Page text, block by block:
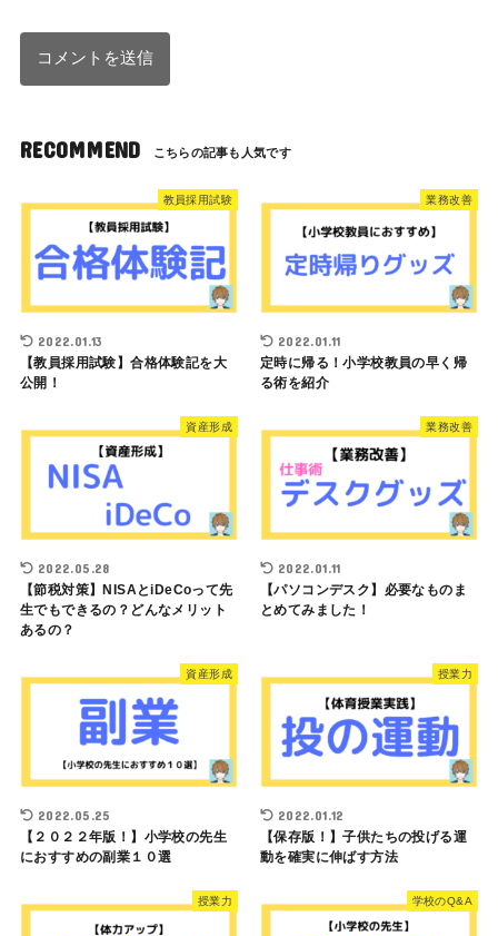
RECOMMEND
教員採用試験
2022.01.13
【教員採用試験】合格体験記を大
公開！
業務改善
2022.01.11
定時に帰る！小学校教員の早く帰
る術を紹介
資産形成
2022.05.28
【節税対策】NISAとiDeCoって先
生でもできるの？どんなメリット
あるの？
業務改善
2022.01.11
【パソコンデスク】必要なものま
とめてみました！
資産形成
2022.05.25
【２０２２年版！】小学校の先生
におすすめの副業１０選
授業力
2022.01.12
【保存版！】子供たちの投げる運
動を確実に伸ばす方法
授業力 学校のQ&A